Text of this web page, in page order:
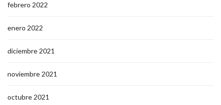
febrero 2022
enero 2022
diciembre 2021
noviembre 2021
octubre 2021